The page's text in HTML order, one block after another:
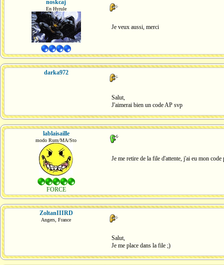
noskcaj
En Hyrule
Je veux aussi, merci
darka972
Salut,
J'aimerai bien un code AP svp
lablaisaille
modo Rum/MA/Sto
FORCE
Je me retire de la file d'attente, j'ai eu mon
ZoltanIIIRD
Angers, France
Salut,
Je me place dans la file ;)